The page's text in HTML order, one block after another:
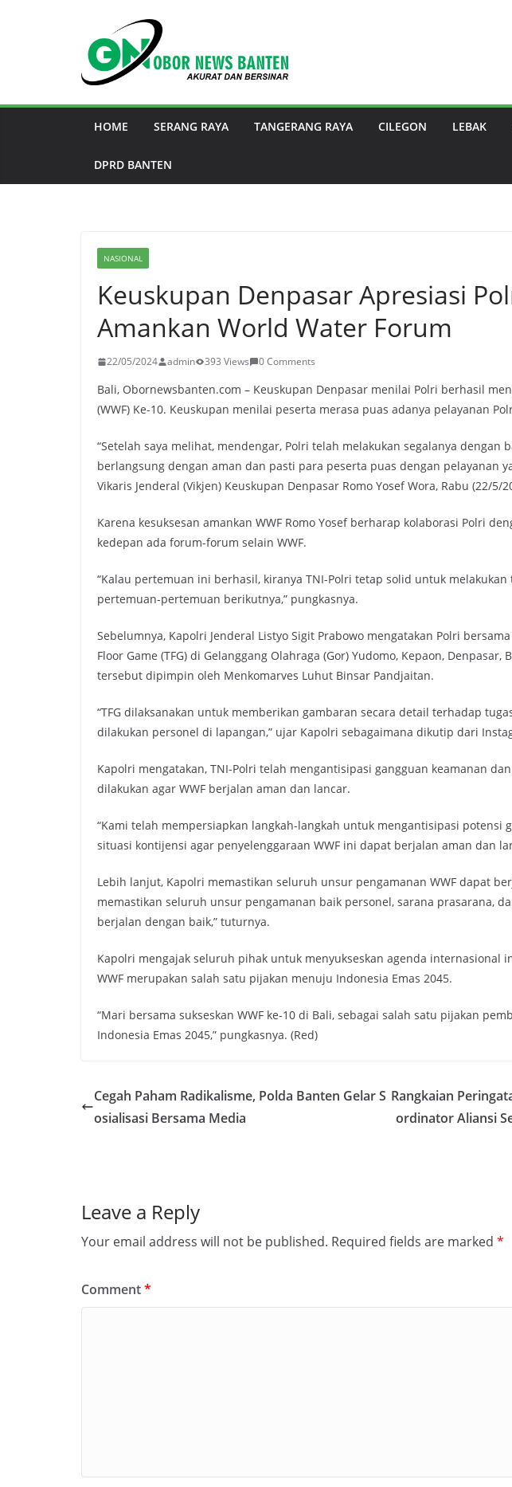
HOME SERANG RAYA TANGERANG RAYA CILEGON LEBAK
DPRD BANTEN
NASIONAL
Keuskupan Denpasar Apresiasi
Amankan World Water Forum
22/05/2024 admin 393 Views 0 Comments
Bali, Obornewsbanten.com – Keuskupan Denpasar menilai Polri berhasil
(WWF) Ke-10. Keuskupan menilai peserta merasa puas adanya pelayanan
“Setelah saya melihat, mendengar, Polri telah melakukan segalanya dengan
berlangsung dengan aman dan pasti para peserta puas dengan pelayanan
Vikaris Jenderal (Vikjen) Keuskupan Denpasar Romo Yosef Wora, Rabu (22/5/
Karena kesuksesan amankan WWF Romo Yosef berharap kolaborasi Polri
kedepan ada forum-forum selain WWF.
“Kalau pertemuan ini berhasil, kiranya TNI-Polri tetap solid untuk
pertemuan-pertemuan berikutnya,” pungkasnya.
Sebelumnya, Kapolri Jenderal Listyo Sigit Prabowo mengatakan Polri
Floor Game (TFG) di Gelanggang Olahraga (Gor) Yudomo, Kepaon, Denpasar,
tersebut dipimpin oleh Menkomarves Luhut Binsar Pandjaitan.
“TFG dilaksanakan untuk memberikan gambaran secara detail terhadap
dilakukan personel di lapangan,” ujar Kapolri sebagaimana dikutip dari
Kapolri mengatakan, TNI-Polri telah mengantisipasi gangguan keamanan
dilakukan agar WWF berjalan aman dan lancar.
“Kami telah mempersiapkan langkah-langkah untuk mengantisipasi potensi
situasi kontijensi agar penyelenggaraan WWF ini dapat berjalan aman dan
Lebih lanjut, Kapolri memastikan seluruh unsur pengamanan WWF dapat
memastikan seluruh unsur pengamanan baik personel, sarana prasarana,
berjalan dengan baik,” tuturnya.
Kapolri mengajak seluruh pihak untuk menyukseskan agenda internasional
WWF merupakan salah satu pijakan menuju Indonesia Emas 2045.
“Mari bersama sukseskan WWF ke-10 di Bali, sebagai salah satu pijakan
Indonesia Emas 2045,” pungkasnya. (Red)
Cegah Paham Radikalisme, Polda Banten Gelar S
osialisasi Bersama Media
Rangkaian
ordinator Aliansi
Leave a Reply
Your email address will not be published. Required fields are marked *
Comment*